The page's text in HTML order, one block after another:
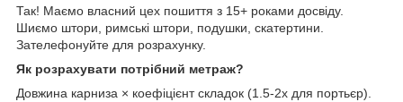
Так! Маємо власний цех пошиття з 15+ роками досвіду.
Шиємо штори, римські штори, подушки, скатертини.
Зателефонуйте для розрахунку.
Як розрахувати потрібний метраж?
Довжина карниза × коефіцієнт складок (1.5-2x для портьєр).